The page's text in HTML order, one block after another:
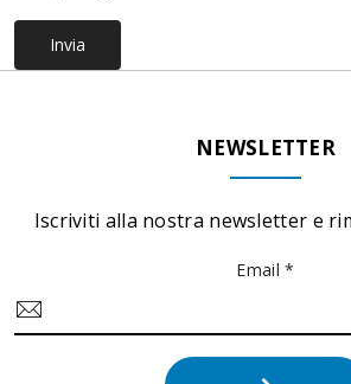
Invia
NEWSLETTER
Iscriviti alla nostra newsletter e
Email *